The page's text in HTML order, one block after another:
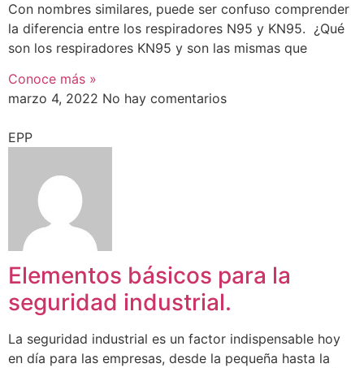
Con nombres similares, puede ser confuso comprender
la diferencia entre los respiradores N95 y KN95. ¿Qué
son los respiradores KN95 y son las mismas que
Conoce más »
marzo 4, 2022 No hay comentarios
EPP
Elementos básicos para la
seguridad industrial.
La seguridad industrial es un factor indispensable hoy
en día para las empresas, desde la pequeña hasta la